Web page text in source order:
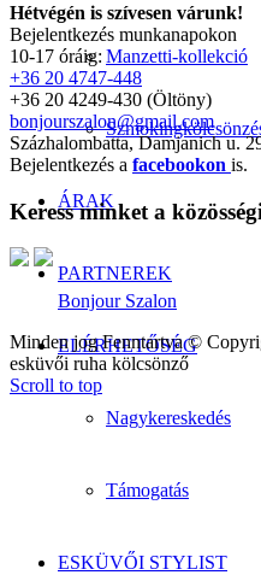
Manzetti-kollekció
ÁRAK
PARTNEREK
ELÉRHETŐSÉG
Nagykereskedés
Támogatás
ESKÜVŐI STYLIST
Hétvégén is szívesen várunk!
Bejelentkezés munkanapokon
10-17 óráig:
+36 20 4747-448
+36 20 4249-430 (Öltöny)
bonjourszalon@gmail.com
Százhalombatta, Damjanich u.
Bejelentkezés a facebookon is.
Keress minket a
Bonjour Szalon
Minden jog Fenntartva ©
esküvői ruha kölcsönző
Scroll to top